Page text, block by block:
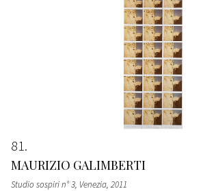
81
MAURIZIO GALIMBERTI
Studio sospiri n° 3, Venezia, 2011